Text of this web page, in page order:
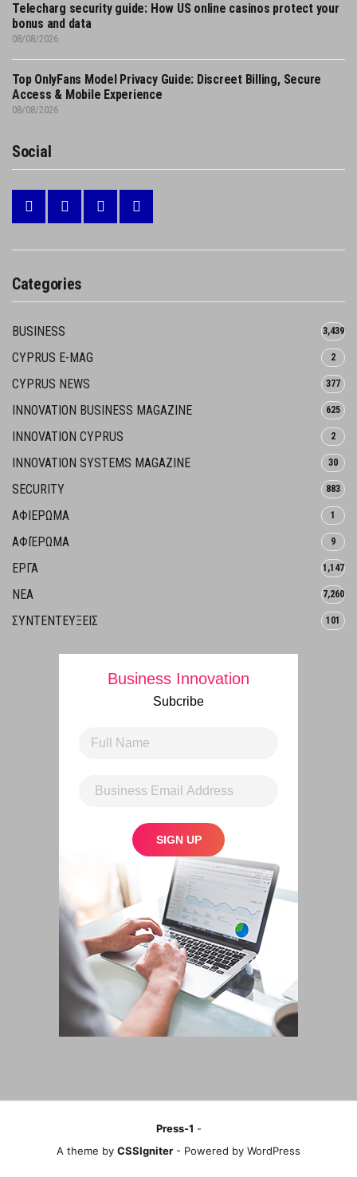
Telecharg security guide: How US online casinos protect your
bonus and data
08/08/2026
Top OnlyFans Model Privacy Guide: Discreet Billing, Secure
Access & Mobile Experience
08/08/2026
Social
Categories
BUSINESS 3,439
CYPRUS E-MAG 2
CYPRUS NEWS 377
INNOVATION BUSINESS MAGAZINE 625
INNOVATION CYPRUS 2
INNOVATION SYSTEMS MAGAZINE 30
SECURITY 883
ΑΦΙΕΡΩΜΑ 1
ΑΦΙΈΡΩΜΑ 9
ΕΡΓΑ 1,147
ΝΕΑ 7,260
ΣΥΝΤΕΝΤΕΥΞΕΙΣ 101
Business Innovation
Subcribe
Press-1 -
A theme by CSSIgniter - Powered by WordPress